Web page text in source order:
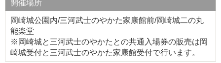
開催場所
岡崎城公園内/三河武士のやかた家康館前/岡崎城二の丸
能楽堂
※岡崎城と三河武士のやかたとの共通入場券の販売は岡
崎城受付と三河武士のやかた家康館受付で行います。